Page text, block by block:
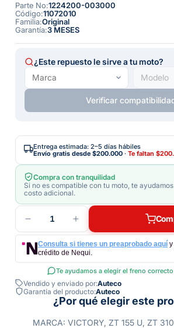
Parte No:1224200-003000
Código:11072010
Familia:Original
Garantía:3 MESES
¿Este repuesto le sirve a tu moto?
Verificar
Entrega estimada: 2–5 días hábiles
Envío gratis desde $200.000 · Te faltan
Compra con tranquilidad
Si no es compatible con tu moto, te
costo adicional.
1
Consulta si tienes un preaprobado aquí
crédito de Nequi.
Te ayudamos a elegir el freno
Vendido y enviado por:Auteco
Garantía del producto:Auteco
¿Por qué elegir este
MARCA: VICTORY, ZT 155 U, ZT